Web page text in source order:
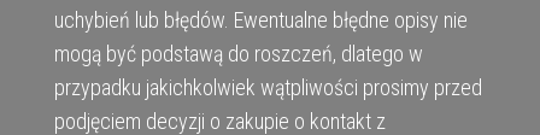
uchybień lub błędów. Ewentualne błędne opisy nie
mogą być podstawą do roszczeń, dlatego w
przypadku jakichkolwiek wątpliwości prosimy przed
podjęciem decyzji o zakupie o kontakt z